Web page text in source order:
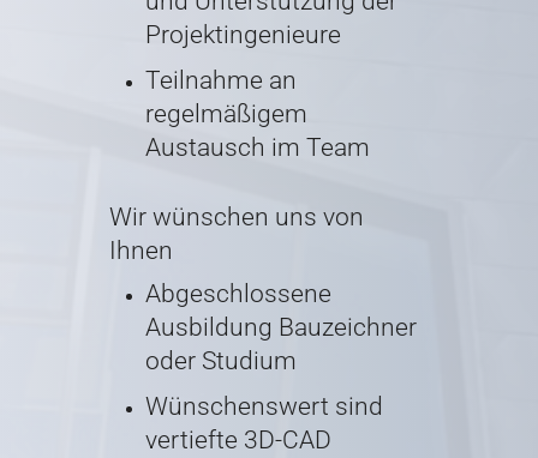
Projektingenieure
Teilnahme an
regelmäßigem
Austausch im Team
Wir wünschen uns von
Ihnen
Abgeschlossene
Ausbildung Bauzeichner
oder Studium
Wünschenswert sind
vertiefte 3D-CAD